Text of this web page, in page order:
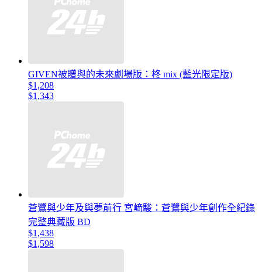
GIVEN被贈與的未來劇場版：柊 mix (藍光限定版)
$1,208
$1,343
蒼鷺與少年及與夢前行 宮﨑駿：蒼鷺與少年創作全紀錄
完整典藏版 BD
$1,438
$1,598